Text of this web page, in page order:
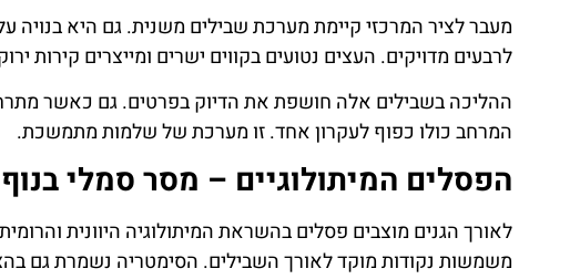
מעבר לציר המרכזי קיימת מערכת שבילים משנית. גם היא
לרבעים מדויקים. העצים נטועים בקווים ישרים ומייצרים קירות
ההליכה בשבילים אלה חושפת את הדיוק בפרטים. גם כאשר
המרחב כולו כפוף לעקרון אחד. זו מערכת של שלמות מתמשכת.
הפסלים המיתולוגיים – מסר סמלי בנוף
לאורך הגנים מוצבים פסלים בהשראת המיתולוגיה היוונית
משמשות נקודות מוקד לאורך השבילים. הסימטריה נשמרת גם